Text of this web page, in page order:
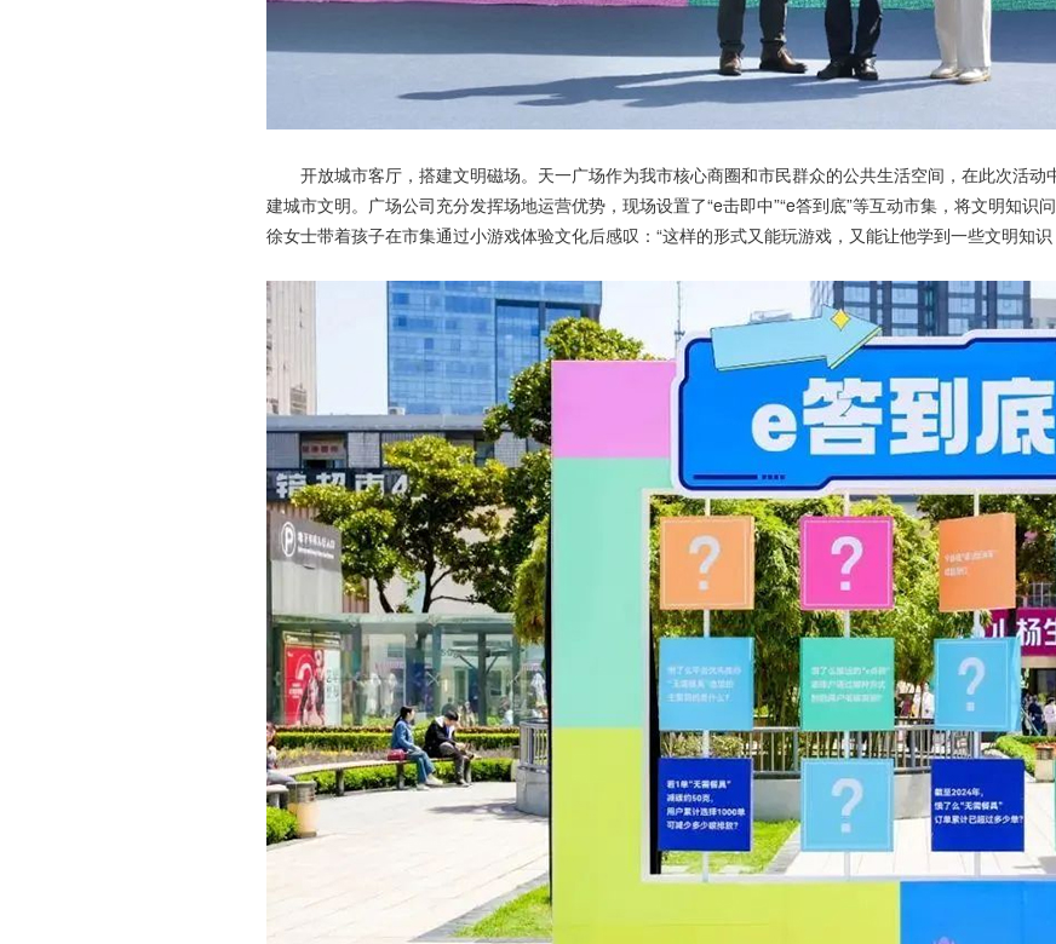
开放城市客厅，搭建文明磁场。天一广场作为我市核心商圈和市民群众的公共生活空间，在此次活动
建城市文明。广场公司充分发挥场地运营优势，现场设置了“e击即中”“e答到底”等互动市集，将文明知
徐女士带着孩子在市集通过小游戏体验文化后感叹：“这样的形式又能玩游戏，又能让他学到一些文明知